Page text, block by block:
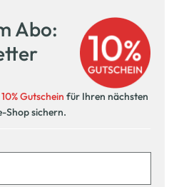
Abo:
10% Gutschein für Ihren nächsten
Shop sichern.